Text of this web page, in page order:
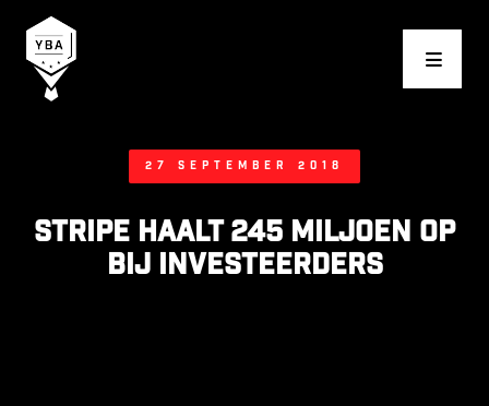
Young Business Award
27 september 2018
Stripe haalt 245 miljoen op
bij investeerders